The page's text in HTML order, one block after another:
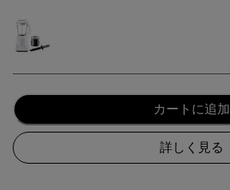
カートに追加
詳しく見る